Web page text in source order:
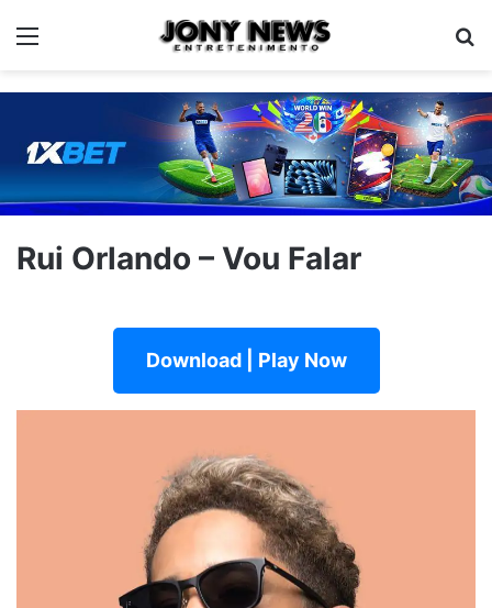
Menu
Rui Orlando – Vou Falar
Download | Play Now